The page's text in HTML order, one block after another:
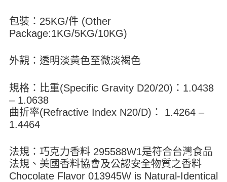
包裝：25KG/件 (Other
Package:1KG/5KG/10KG)
外觀：透明淡黃色至微淡褐色
規格：比重(Specific Gravity D20/20)：1.0438
– 1.0638
曲折率(Refractive Index N20/D)： 1.4264 –
1.4464
法規：巧克力香料 295588W1是符合台灣食品
法規、美國香料協會及公認安全物質之香料
Chocolate Flavor 013945W is Natural-Identical